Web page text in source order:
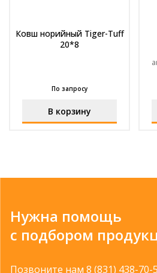
Ковш норийный Tiger-Tuff
20*8
По запросу
В корзину
Нужна помощь
с подбором
Позвоните нам 8 (831) 438-70-